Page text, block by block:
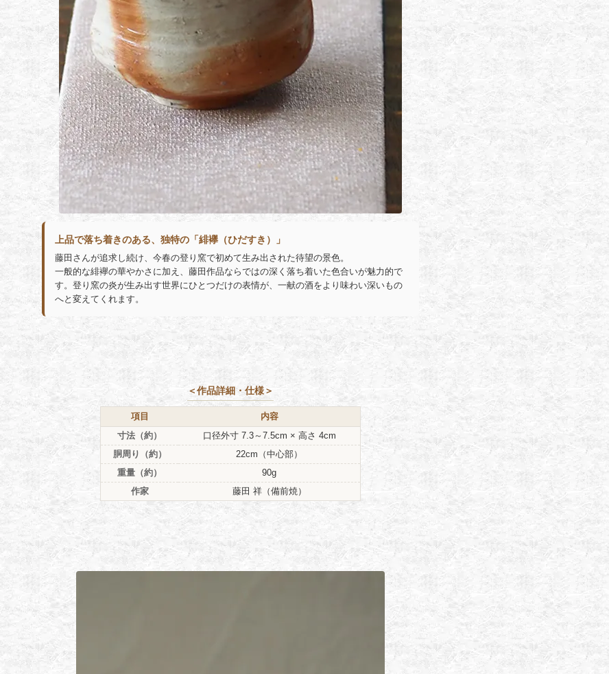
上品で落ち着きのある、独特の「緋襷（ひだすき）」
藤田さんが追求し続け、今春の登り窯で初めて生み出された待望の景色。
一般的な緋襷の華やかさに加え、藤田作品ならではの深く落ち着いた色合いが魅力的で
す。登り窯の炎が生み出す世界にひとつだけの表情が、一献の酒をより味わい深いもの
へと変えてくれます。
＜作品詳細・仕様＞
項目
内容
寸法（約）
口径外寸 7.3～7.5cm × 高さ 4cm
胴周り（約）
22cm（中心部）
重量（約）
90g
作家
藤田 祥（備前焼）